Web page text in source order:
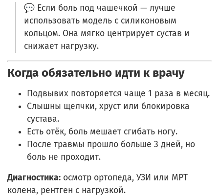
💬 Если боль под чашечкой — лучше
использовать модель с силиконовым
кольцом. Она мягко центрирует сустав и
снижает нагрузку.
Когда обязательно идти к врачу
Подвывих повторяется чаще 1 раза в месяц.
Слышны щелчки, хруст или блокировка
сустава.
Есть отёк, боль мешает сгибать ногу.
После травмы прошло больше 3 дней, но
боль не проходит.
Диагностика: осмотр ортопеда, УЗИ или МРТ
колена, рентген с нагрузкой.